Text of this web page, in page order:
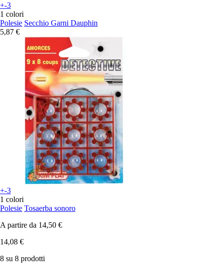
+-3
1 colori
Polesie Secchio Garni Dauphin
5,87 €
+-3
1 colori
Polesie Tosaerba sonoro
A partire da 14,50 €
14,08 €
8 su 8 prodotti